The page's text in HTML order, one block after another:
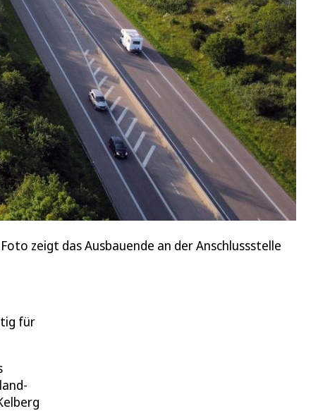
zeigt das Ausbauende an der Anschlussstelle
für